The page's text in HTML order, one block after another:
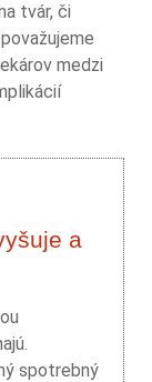
tvár, či
medzi
a
spotrebný